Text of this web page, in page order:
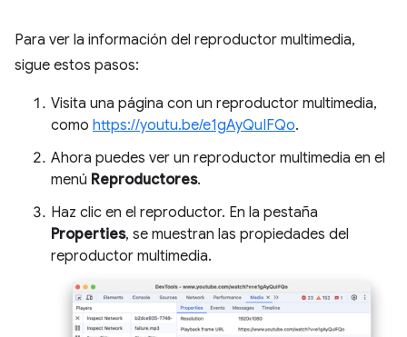
Para ver la información del reproductor multimedia,
sigue estos pasos:
Visita una página con un reproductor multimedia,
como https://youtu.be/e1gAyQuIFQo.
Ahora puedes ver un reproductor multimedia en el
menú Reproductores.
Haz clic en el reproductor. En la pestaña
Properties, se muestran las propiedades del
reproductor multimedia.